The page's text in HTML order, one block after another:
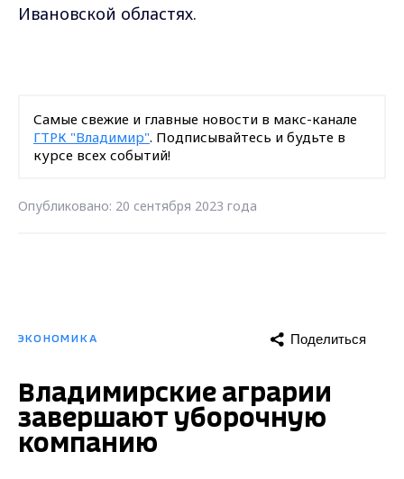
Ивановской областях.
Самые свежие и главные новости в макс-канале
ГТРК "Владимир". Подписывайтесь и будьте в
курсе всех событий!
Опубликовано: 20 сентября 2023 года
ЭКОНОМИКА Поделиться
Владимирские аграрии
завершают уборочную
компанию